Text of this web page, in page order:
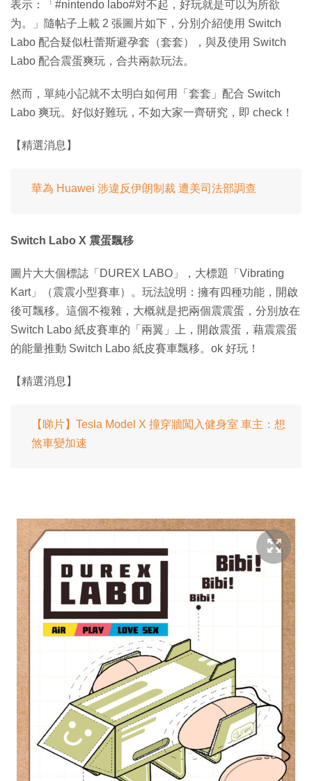
表示：「#nintendo labo#对不起，好玩就是可以为所欲
为。」隨帖子上載 2 張圖片如下，分別介紹使用 Switch
Labo 配合疑似杜蕾斯避孕套（套套），與及使用 Switch
Labo 配合震蛋​​​爽玩，合共兩款玩法。
然而，單純小記就不太明白如何用「套套」配合 Switch
Labo 爽玩。好似好難玩，不如大家一齊研究，即 check！
【精選消息】
華為 Huawei 涉違反伊朗制裁 遭美司法部調查
Switch Labo X 震蛋飄移
圖片大大個標誌「DUREX LABO」，大標題「Vibrating
Kart」（震震小型賽車）。玩法說明：擁有四種功能，開啟
後可飄移。這個不複雜，大概就是把兩個震震蛋，分別放在
Switch Labo 紙皮賽車的「兩翼」上，開啟震蛋，藉震震蛋
的能量推動 Switch Labo 紙皮賽車飄移。ok 好玩！
【精選消息】
【睇片】Tesla Model X 撞穿牆闖入健身室 車主：想
煞車變加速